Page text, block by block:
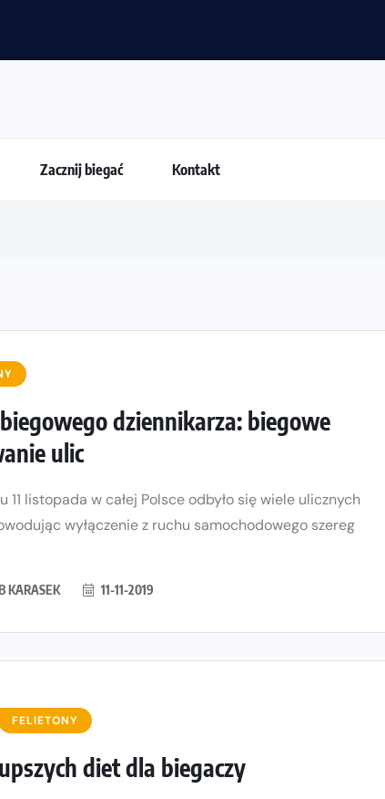
Zacznij biegać Kontakt
dziennikarza: biegowe
ulic
11 listopada w całej Polsce odbyło się wiele ulicznych
wyłączenie z ruchu samochodowego szereg
KARASEK 11-11-2019
FELIETONY
diet dla biegaczy